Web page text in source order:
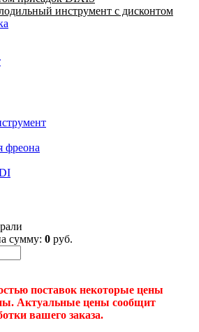
инструмент с дисконтом
фреона
сумму: 0 руб.
поставок некоторые цены
Актуальные цены сообщит
вашего заказа.